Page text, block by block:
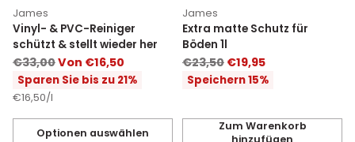
James
Vinyl- & PVC-Reiniger
schützt & stellt wieder her
Normaler
Preis
€33,00Von €16,50
Sparen Sie bis zu 21%
Stückpreis
€16,50/
pro l
Optionen auswählen
James
Extra matte Schutz für
Böden 1l
Normaler
Preis
€23,50 €19,95
Speichern 15%
Zum Warenkorb